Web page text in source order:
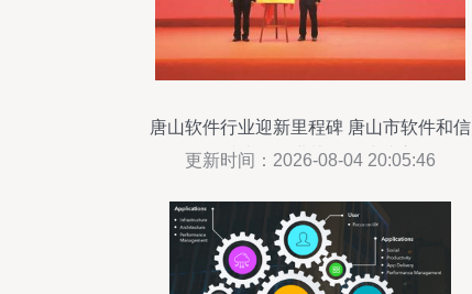
唐山软件行业迎新里程碑 唐山市软件和信
息技术服务业协会正式成立
更新时间：2026-08-04 20:05:46